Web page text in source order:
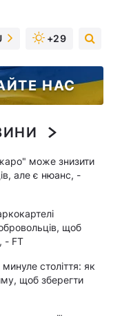
+29
НАС
може знизити
але є нюанс, -
щоб
- FT
століття: як
щоб зберегти